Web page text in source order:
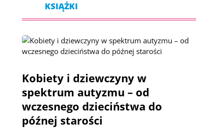
KSIĄŻKI
Kobiety i dziewczyny w
spektrum autyzmu – od
wczesnego dzieciństwa do
późnej starości